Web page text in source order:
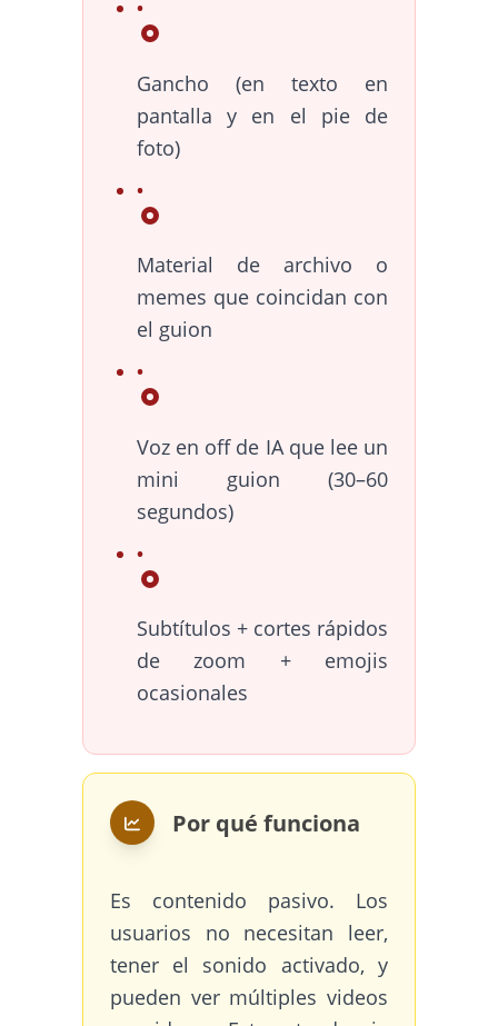
Gancho (en texto en
pantalla y en el pie de
foto)
Material de archivo o
memes que coincidan con
el guion
Voz en off de IA que lee un
mini guion (30–60
segundos)
Subtítulos + cortes rápidos
de zoom + emojis
ocasionales
Por qué funciona
Es contenido pasivo. Los
usuarios no necesitan leer,
tener el sonido activado, y
pueden ver múltiples videos